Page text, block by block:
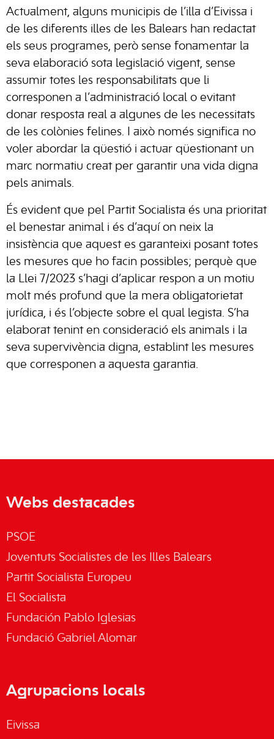
Actualment, alguns municipis de l’illa d’Eivissa i
de les diferents illes de les Balears han redactat
els seus programes, però sense fonamentar la
seva elaboració sota legislació vigent, sense
assumir totes les responsabilitats que li
corresponen a l’administració local o evitant
donar resposta real a algunes de les necessitats
de les colònies felines. I això només significa no
voler abordar la qüestió i actuar qüestionant un
marc normatiu creat per garantir una vida digna
pels animals.
És evident que pel Partit Socialista és una prioritat
el benestar animal i és d’aquí on neix la
insistència que aquest es garanteixi posant totes
les mesures que ho facin possibles; perquè que
la Llei 7/2023 s’hagi d’aplicar respon a un motiu
molt més profund que la mera obligatorietat
jurídica, i és l’objecte sobre el qual legista. S’ha
elaborat tenint en consideració els animals i la
seva supervivència digna, establint les mesures
que corresponen a aquesta garantia.
Webs destacades
PSOE
Joventuts Socialistes de les Illes Balears
Partit Socialista Europeu
El Socialista
Fundación Pablo Iglesias
Fundació Gabriel Alomar
Agrupacions locals
Eivissa